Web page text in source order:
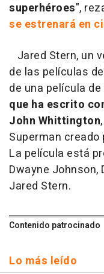
superhéroes",
se estrenará en
Jared Stern, un
de las películas de
de una película
que ha escrito
John Whittington
Superman creado
La película está
Dwayne Johnson,
Jared Stern.
Contenido patrocinado
Lo más leído